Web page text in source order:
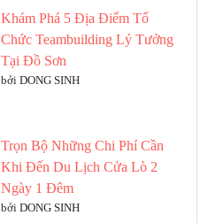
Khám Phá 5 Địa Điểm Tổ
Chức Teambuilding Lý Tưởng
Tại Đồ Sơn
bởi DONG SINH
Trọn Bộ Những Chi Phí Cần
Khi Đến Du Lịch Cửa Lò 2
Ngày 1 Đêm
bởi DONG SINH